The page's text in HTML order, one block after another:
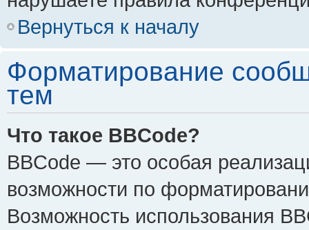
Вернуться к началу
Форматирование
тем
Что такое BBCode?
BBCode — это особая
возможности по
Возможность использования